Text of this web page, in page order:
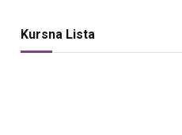
Kursna Lista